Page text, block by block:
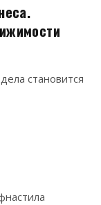
становится